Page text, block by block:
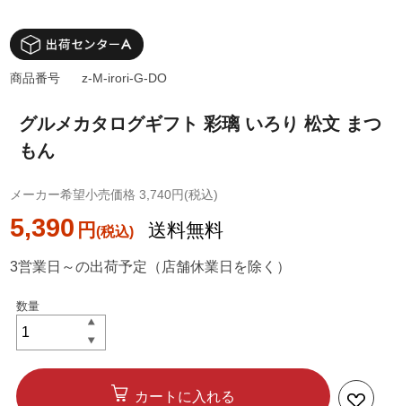
グルメカタログギフト 彩璃 いろり 松文 まつ
もん
メーカー希望小売価格 3,740円(税込)
5,390 円 送料無料
商品番号 z-M-irori-G-DO
3営業日～の出荷予定（店舗休業日を除く）
カートに入れる